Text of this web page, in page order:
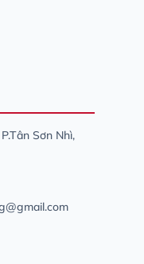
Sơn Nhì,